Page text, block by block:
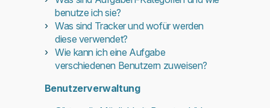
benutze ich sie?
Was sind Tracker und wofür werden
diese verwendet?
Wie kann ich eine Aufgabe
verschiedenen Benutzern zuweisen?
Benutzerverwaltung